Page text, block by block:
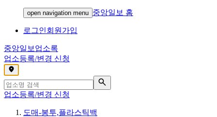
open navigation menu 중앙일보 홈
로그인회원가입
중앙일보 업소록
업소등록/변경 신청
,
업소등록/변경 신청
도매-봉투,플라스틱백